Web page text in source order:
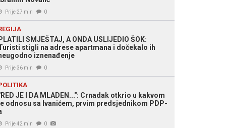
Prije 27 min 0
SMJEŠTAJ, A ONDA USLIJEDIO ŠOK:
stigli na adrese apartmana i dočekalo ih
iznenađenje
Prije 36 min 0
JE I DA MLADEN...": Crnadak otkrio u kakvom
odnosu sa Ivanićem, prvim predsjednikom PDP-
Prije 42 min 0